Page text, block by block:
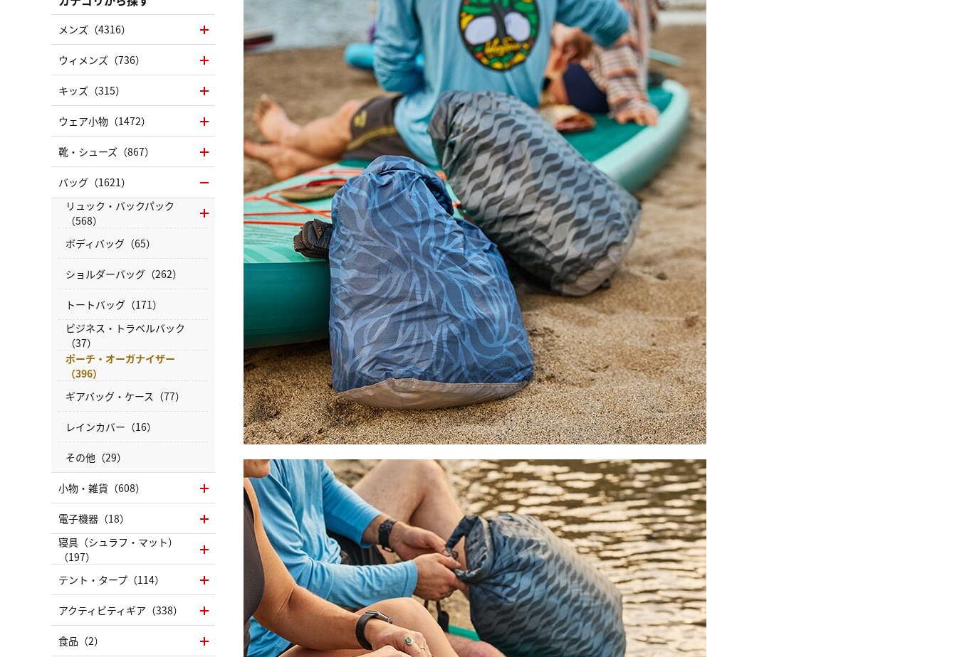
メンズ（4316）
ウィメンズ（736）
キッズ（315）
ウェア小物（1472）
靴・シューズ（867）
バッグ（1621）
リュック・バックパック
（568）
ボディバッグ（65）
ショルダーバッグ（262）
トートバッグ（171）
ビジネス・トラベルバック
（37）
ポーチ・オーガナイザー
（396）
ギアバッグ・ケース（77）
レインカバー（16）
その他（29）
小物・雑貨（608）
電子機器（18）
寝具（シュラフ・マット）
（197）
テント・タープ（114）
アクティビティギア（338）
食品（2）